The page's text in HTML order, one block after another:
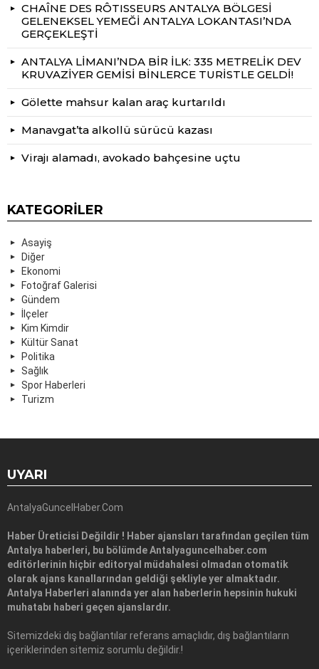
CHAÎNE DES RÔTISSEURS ANTALYA BÖLGESİ
GELENEKSEL YEMEĞİ ANTALYA LOKANTASI’NDA
GERÇEKLEŞTİ
ANTALYA LİMANI’NDA BİR İLK: 335 METRELİK DEV
KRUVAZİYER GEMİSİ BİNLERCE TURİSTLE GELDİ!
Gölette mahsur kalan araç kurtarıldı
Manavgat’ta alkollü sürücü kazası
Virajı alamadı, avokado bahçesine uçtu
KATEGORILER
Asayiş
Diğer
Ekonomi
Fotoğraf Galerisi
Gündem
İlçeler
Kim Kimdir
Kültür Sanat
Politika
Sağlık
Spor Haberleri
Turizm
UYARI
AntalyaGuncelHaber.Com
Haber Üreticisi Değildir ! Haber ajansları tarafından geçilen tüm
Antalya haberleri, bu bölümde Antalyaguncelhaber.com
editörlerinin hiçbir editoryal müdahalesi olmadan otomatik
olarak ajans kanallarından geldiği şekliyle yer almaktadır.
Antalya Haberleri alanında yer alan haberlerin hepsinin hukuki
muhatabı haberi geçen ajanslardır.
Sitemizdeki dış bağlantılar referans amaçlıdır, dış bağlantıların
içeriklerinden sitemiz sorumlu değildir.!